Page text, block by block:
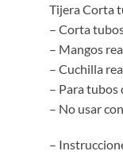
Tijera Corta
– Corta
– Mangos
– Cuchilla
– Para tubos
– No usar
–